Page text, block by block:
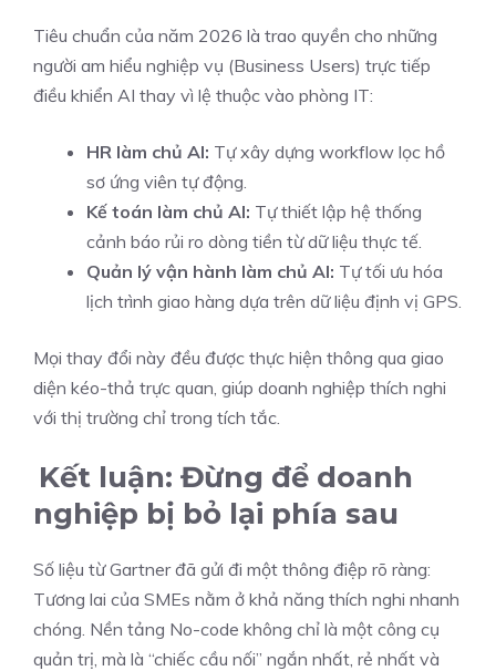
Tiêu chuẩn của năm 2026 là trao quyền cho những
người am hiểu nghiệp vụ (Business Users) trực tiếp
điều khiển AI thay vì lệ thuộc vào phòng IT:
HR làm chủ AI: Tự xây dựng workflow lọc hồ
sơ ứng viên tự động.
Kế toán làm chủ AI: Tự thiết lập hệ thống
cảnh báo rủi ro dòng tiền từ dữ liệu thực tế.
Quản lý vận hành làm chủ AI: Tự tối ưu hóa
lịch trình giao hàng dựa trên dữ liệu định vị GPS.
Mọi thay đổi này đều được thực hiện thông qua giao
diện kéo-thả trực quan, giúp doanh nghiệp thích nghi
với thị trường chỉ trong tích tắc.
Kết luận: Đừng để doanh
nghiệp bị bỏ lại phía sau
Số liệu từ Gartner đã gửi đi một thông điệp rõ ràng:
Tương lai của SMEs nằm ở khả năng thích nghi nhanh
chóng. Nền tảng No-code không chỉ là một công cụ
quản trị, mà là “chiếc cầu nối” ngắn nhất, rẻ nhất và